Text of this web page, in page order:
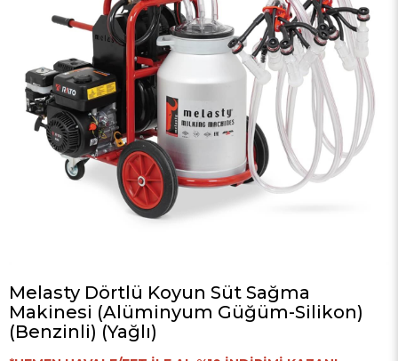
Melasty Dörtlü Koyun Süt Sağma
Makinesi (Alüminyum Güğüm-Silikon)
(Benzinli) (Yağlı)